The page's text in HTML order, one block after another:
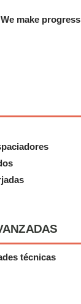
make progress
técnicas